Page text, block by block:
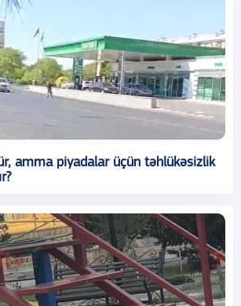
amma piyadalar üçün təhlükəsizlik